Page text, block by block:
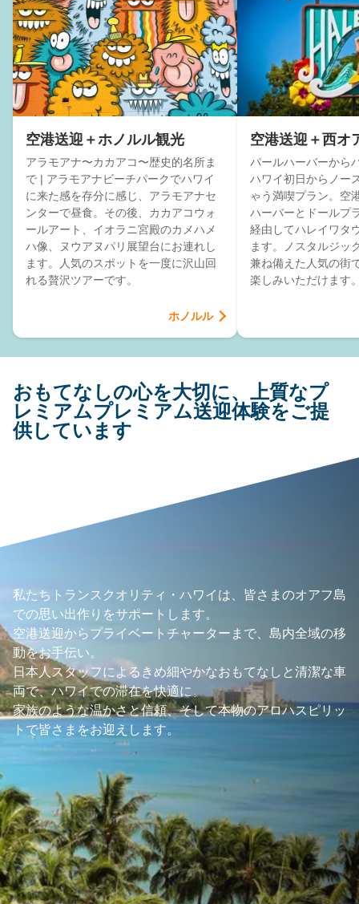
空港送迎＋ホノルル観光
アラモアナ〜カカアコ〜歴史的名所ま
で | アラモアナビーチパークでハワイ
に来た感を存分に感じ、アラモアナセ
ンターで昼食。その後、カカアコウォ
ールアート、イオラニ宮殿のカメハメ
ハ像、ヌウアヌパリ展望台にお連れし
ます。人気のスポットを一度に沢山回
れる贅沢ツアーです。
ホノルル
空港送迎＋西オ
パールハーバーから
ハワイ初日からノー
ゃう満喫プラン。空
ハーバーとドールプ
経由してハレイワタ
ます。ノスタルジッ
兼ね備えた人気の街
楽しみいただけます
おもてなしの心を大切に、上質なプ
レミアムプレミアム送迎体験をご提
供しています
私たちトランスクオリティ・ハワイは、皆さまのオアフ島
での思い出作りをサポートします。
空港送迎からプライベートチャーターまで、島内全域の移
動をお手伝い。
日本人スタッフによるきめ細やかなおもてなしと清潔な車
両で、ハワイでの滞在を快適に。
家族のような温かさと信頼、そして本物のアロハスピリッ
トで皆さまをお迎えします。